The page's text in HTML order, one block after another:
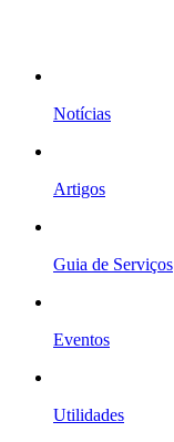
Notícias
Artigos
Guia de Serviços
Eventos
Utilidades